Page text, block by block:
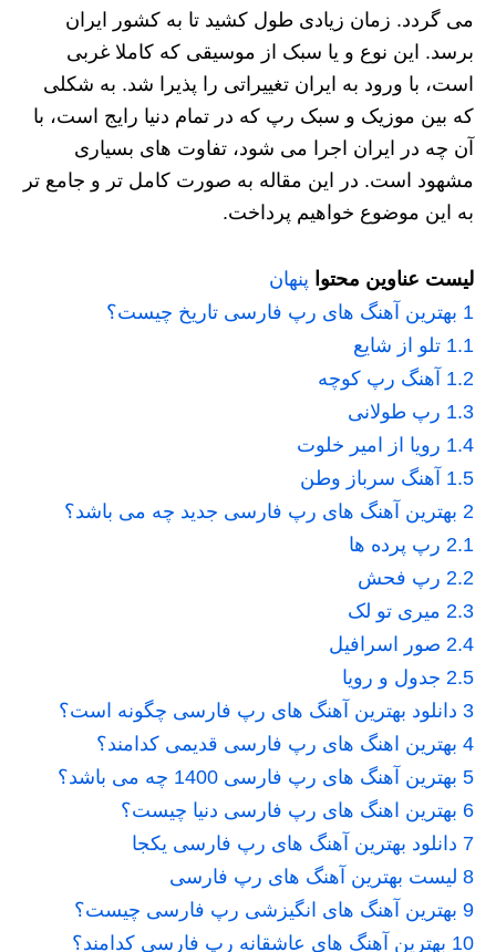
می گردد. زمان زیادی طول کشید تا به کشور ایران
برسد. این نوع و یا سبک از موسیقی که کاملا غربی
است، با ورود به ایران تغییراتی را پذیرا شد. به شکلی
که بین موزیک و سبک رپ که در تمام دنیا رایج است، با
آن چه در ایران اجرا می شود، تفاوت های بسیاری
مشهود است. در این مقاله به صورت کامل تر و جامع تر
به این موضوع خواهیم پرداخت.
لیست عناوین محتوا پنهان
1 بهترین آهنگ های رپ فارسی تاریخ چیست؟
1.1 تلو از شایع
1.2 آهنگ رپ کوچه
1.3 رپ طولانی
1.4 رویا از امیر خلوت
1.5 آهنگ سرباز وطن
2 بهترین آهنگ های رپ فارسی جدید چه می باشد؟
2.1 رپ پرده ها
2.2 رپ فحش
2.3 میری تو لک
2.4 صور اسرافیل
2.5 جدول و رویا
3 دانلود بهترین آهنگ های رپ فارسی چگونه است؟
4 بهترین اهنگ های رپ فارسی قدیمی کدامند؟
5 بهترین آهنگ های رپ فارسی 1400 چه می باشد؟
6 بهترین اهنگ های رپ فارسی دنیا چیست؟
7 دانلود بهترین آهنگ های رپ فارسی یکجا
8 لیست بهترین آهنگ های رپ فارسی
9 بهترین آهنگ های انگیزشی رپ فارسی چیست؟
10 بهترین آهنگ های عاشقانه رپ فارسی کدامند؟